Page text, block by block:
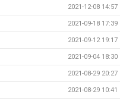
2021-12-08 14:57
2021-09-18 17:39
2021-09-12 19:17
2021-09-04 18:30
2021-08-29 20:27
2021-08-29 10:41